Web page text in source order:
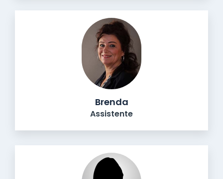
Brenda
Assistente